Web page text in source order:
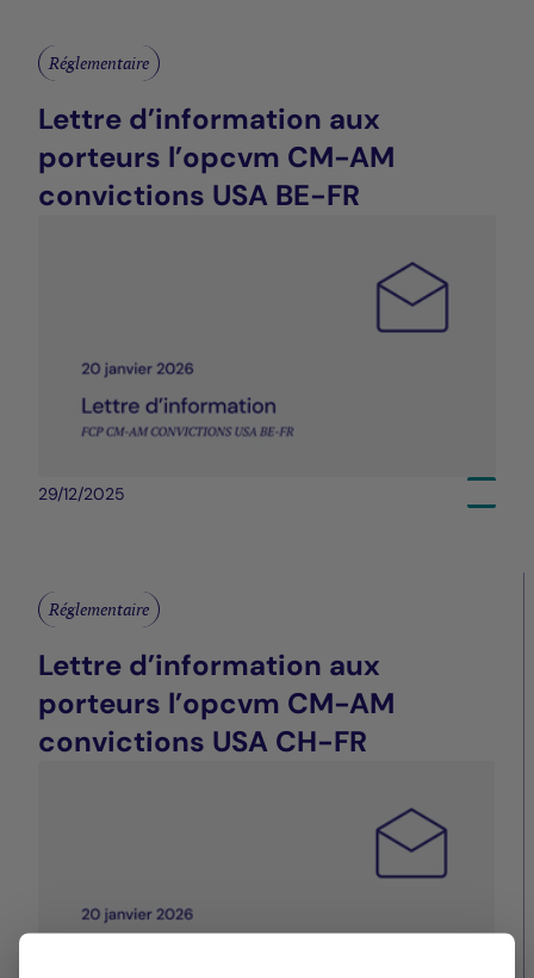
Réglementaire
Lettre d’information aux
porteurs l’opcvm CM-AM
convictions USA BE-FR
29/12/2025
Réglementaire
Lettre d’information aux
porteurs l’opcvm CM-AM
convictions USA CH-FR